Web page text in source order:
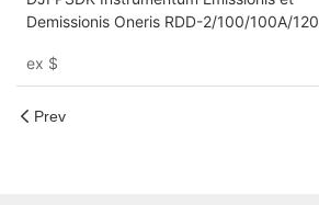
Demissionis Oneris RDD-2/100/100A/120
ex $
Prev